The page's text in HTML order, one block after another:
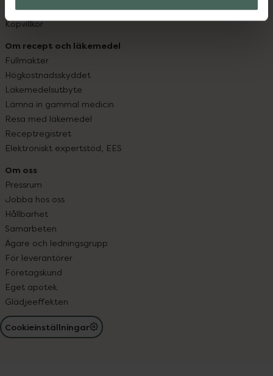
App
Köpvillkor
Om recept och läkemedel
Fullmakter
Högkostnadsskyddet
Läkemedelsutbyte
Lämna in gammal medicin
Resa med läkemedel
Receptregistret
Elektroniskt expertstöd, EES
Om oss
Pressrum
Jobba hos oss
Hållbarhet
Samarbeten
Ägare och ledningsgrupp
För leverantörer
Företagskund
Eget apotek
Glädjeeffekten
Cookieinställningar